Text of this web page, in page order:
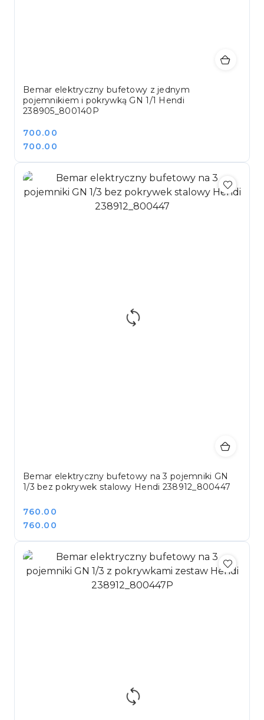
Bemar elektryczny bufetowy z jednym
pojemnikiem i pokrywką GN 1/1 Hendi
238905_800140P
Cena:
700.00
Cena:
700.00
Bemar elektryczny bufetowy na 3 pojemniki GN
1/3 bez pokrywek stalowy Hendi 238912_800447
Cena:
760.00
Cena:
760.00